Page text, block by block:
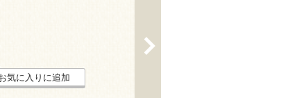
気に入りに追加